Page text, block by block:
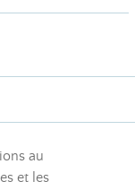
au
et les